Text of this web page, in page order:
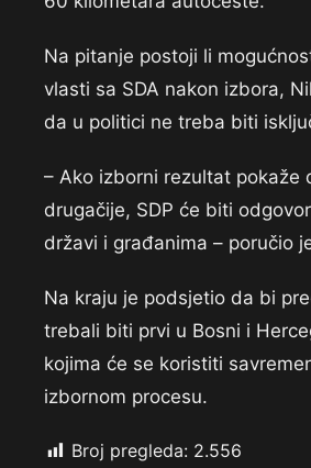
Na pitanje postoji li
vlasti sa SDA nakon izbora,
da u politici ne treba biti
– Ako izborni rezultat pokaže
drugačije, SDP će biti
državi i građanima – poručio
Na kraju je podsjetio da bi
trebali biti prvi u Bosni i
kojima će se koristiti
izbornom procesu.
Broj pregleda: 2.556